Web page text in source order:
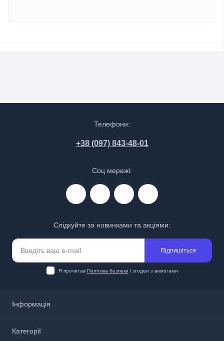
Телефони:
+38 (097) 843-48-01
Соц мережі:
Слідкуйте за новинками та акціями:
Підпишіться
Я прочитав Політика безпеки і згоден з вимогами
Інформація
Доставка і оплата
Категорії